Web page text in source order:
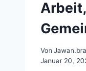
Von
Januar 20,